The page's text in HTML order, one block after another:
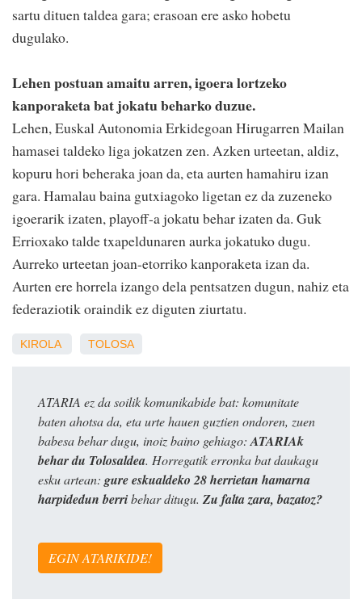
sartu dituen taldea gara; erasoan ere asko hobetu
dugulako.
Lehen postuan amaitu arren, igoera lortzeko
kanporaketa bat jokatu beharko duzue.
Lehen, Euskal Autonomia Erkidegoan Hirugarren Mailan
hamasei taldeko liga jokatzen zen. Azken urteetan, aldiz,
kopuru hori beheraka joan da, eta aurten hamahiru izan
gara. Hamalau baina gutxiagoko ligetan ez da zuzeneko
igoerarik izaten, playoff-a jokatu behar izaten da. Guk
Errioxako talde txapeldunaren aurka jokatuko dugu.
Aurreko urteetan joan-etorriko kanporaketa izan da.
Aurten ere horrela izango dela pentsatzen dugun, nahiz eta
federaziotik oraindik ez diguten ziurtatu.
KIROLA TOLOSA
ATARIA ez da soilik komunikabide bat: komunitate
baten ahotsa da, eta urte hauen guztien ondoren, zuen
babesa behar dugu, inoiz baino gehiago: ATARIAk
behar du Tolosaldea. Horregatik erronka bat daukagu
esku artean: gure eskualdeko 28 herrietan hamarna
harpidedun berribehar ditugu. Zu falta zara, bazatoz?
EGIN ATARIKIDE!